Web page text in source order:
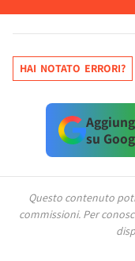
HAI NOTATO ERRORI?
su
Questo contenuto
commissioni. Per